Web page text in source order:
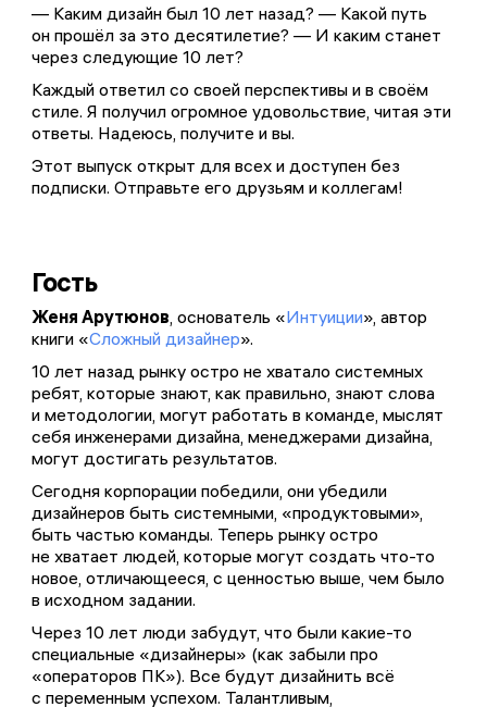
— Каким дизайн был 10 лет назад? — Какой путь
он прошёл за это десятилетие? — И каким станет
через следующие 10 лет?
Каждый ответил со своей перспективы и в своём
стиле. Я получил огромное удовольствие, читая эти
ответы. Надеюсь, получите и вы.
Этот выпуск открыт для всех и доступен без
подписки. Отправьте его друзьям и коллегам!
Гость
Женя Арутюнов , основатель «Интуиции», автор
книги «Сложный дизайнер».
10 лет назад рынку остро не хватало системных
ребят, которые знают, как правильно, знают слова
и методологии, могут работать в команде, мыслят
себя инженерами дизайна, менеджерами дизайна,
могут достигать результатов.
Сегодня корпорации победили, они убедили
дизайнеров быть системными, «продуктовыми»,
быть частью команды. Теперь рынку остро
не хватает людей, которые могут создать что-то
новое, отличающееся, с ценностью выше, чем было
в исходном задании.
Через 10 лет люди забудут, что были какие-то
специальные «дизайнеры» (как забыли про
«операторов ПК»). Все будут дизайнить всё
с переменным успехом. Талантливым,